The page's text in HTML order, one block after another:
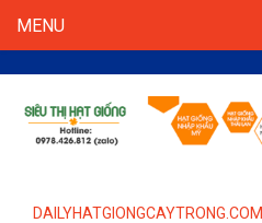
MENU
DAILYHATGIONGCAYTRONG.COM